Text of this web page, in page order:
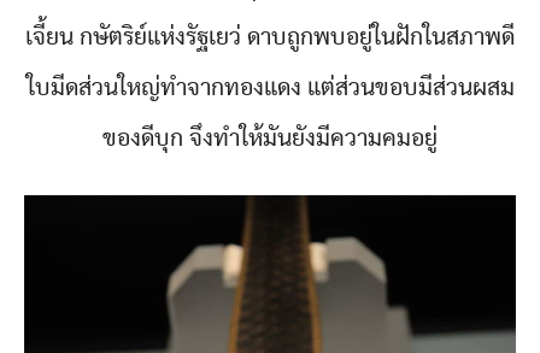
เจี้ยน กษัตริย์แห่งรัฐเยว่ ดาบถูกพบอยู่ในฝักในสภาพดี
ใบมีดส่วนใหญ่ทำจากทองแดง แต่ส่วนขอบมีส่วนผสม
ของดีบุก จึงทำให้มันยังมีความคมอยู่